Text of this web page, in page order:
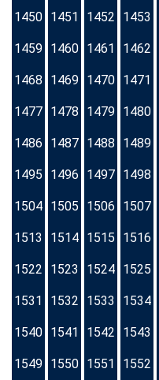
1450 1451 1452 1453
1459 1460 1461 1462
1468 1469 1470 1471
1477 1478 1479 1480
1486 1487 1488 1489
1495 1496 1497 1498
1504 1505 1506 1507
1513 1514 1515 1516
1522 1523 1524 1525
1531 1532 1533 1534
1540 1541 1542 1543
1549 1550 1551 1552